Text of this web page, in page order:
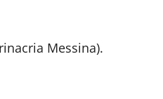
Messina).